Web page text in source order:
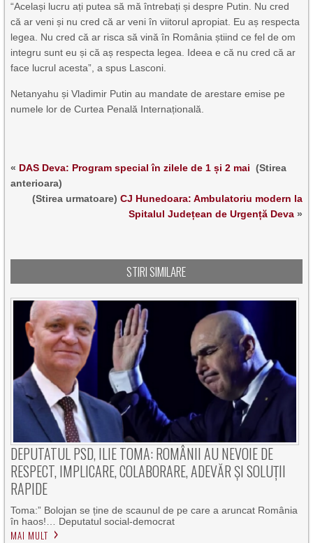
“Același lucru ați putea să mă întrebați și despre Putin. Nu cred
că ar veni și nu cred că ar veni în viitorul apropiat. Eu aș respecta
legea. Nu cred că ar risca să vină în România știind ce fel de om
integru sunt eu și că aș respecta legea. Ideea e că nu cred că ar
face lucrul acesta”, a spus Lasconi.
Netanyahu și Vladimir Putin au mandate de arestare emise pe
numele lor de Curtea Penală Internațională.
« DAS Deva: Program special în zilele de 1 și 2 mai (Stirea
anterioara)
(Stirea urmatoare) CJ Hunedoara: Ambulatoriu modern la
Spitalul Județean de Urgență Deva»
STIRI SIMILARE
DEPUTATUL PSD, ILIE TOMA: ROMÂNII AU NEVOIE DE
RESPECT, IMPLICARE, COLABORARE, ADEVĂR ȘI SOLUȚII
RAPIDE
Toma:” Bolojan se ține de scaunul de pe care a aruncat România
în haos!… Deputatul social-democrat
MAI MULT